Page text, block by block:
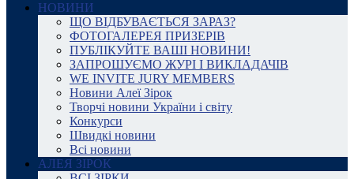
НОВИНИ
ЩО ВІДБУВАЄТЬСЯ ЗАРАЗ?
ФОТОГАЛЕРЕЯ ПРИЗЕРІВ
ПУБЛІКУЙТЕ ВАШІ НОВИНИ!
ЗАПРОШУЄМО ЖУРІ І ВИКЛАДАЧІВ
WE INVITE JURY MEMBERS
Новини Алеї Зірок
Творчі новини України і світу
Конкурси
Швидкі новини
Всі новини
АЛЕЯ ЗІРОК